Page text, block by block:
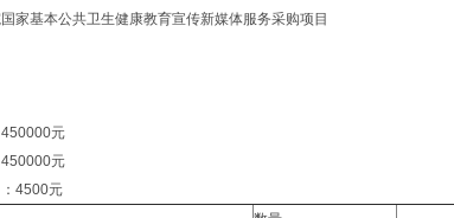
家基本公共卫生健康教育宣传新媒体服务采购项目
元
元
4500元